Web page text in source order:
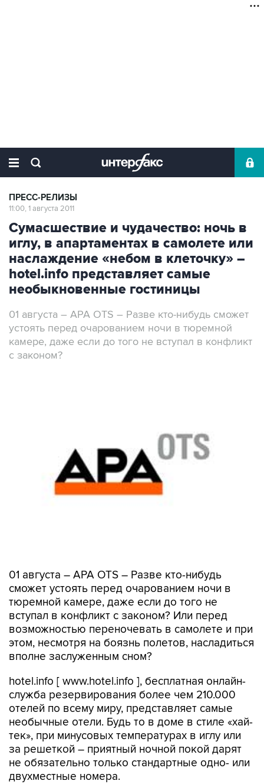
ПРЕСС-РЕЛИЗЫ
11:00, 1 августа 2011
Сумасшествие и чудачество: ночь в
иглу, в апартаментах в самолете или
наслаждение «небом в клеточку» –
hotel.info представляет самые
необыкновенные гостиницы
01 августа – APA OTS – Разве кто-нибудь сможет
устоять перед очарованием ночи в тюремной
камере, даже если до того не вступал в конфликт
с законом?
01 августа – APA OTS – Разве кто-нибудь
сможет устоять перед очарованием ночи в
тюремной камере, даже если до того не
вступал в конфликт с законом? Или перед
возможностью переночевать в самолете и при
этом, несмотря на боязнь полетов, насладиться
вполне заслуженным сном?
hotel.info [ www.hotel.info ], бесплатная онлайн-
служба резервирования более чем 210.000
отелей по всему миру, представляет самые
необычные отели. Будь то в доме в стиле «хай-
тек», при минусовых температурах в иглу или
за решеткой – приятный ночной покой дарят
не обязательно только стандартные одно- или
двухместные номера.